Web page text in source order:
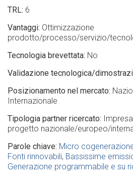
TRL 6
Vantaggi Ottimizzazione
prodotto/processo/servizio/
Tecnologia brevettata No
Validazione tecnologica/
Posizionamento nel mercato
Internazionale
Tipologia partner ricercato
Impresa
progetto nazionale/europeo/
Parole chiave Micro
Fonti rinnovabili Bassissime
Generazione programmabile e su